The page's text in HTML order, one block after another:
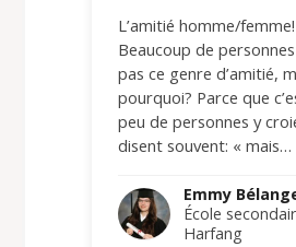
L’amitié homme/femme!
Beaucoup de
pas ce genre d’amitié,
pourquoi? Parce que
peu de personnes y
disent souvent: « mais…
Emmy
École
Harfang